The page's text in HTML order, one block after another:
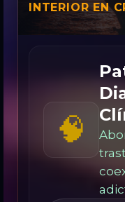
INTERIOR EN
🧠